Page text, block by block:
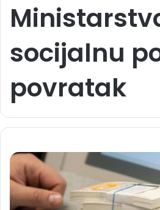
socijalnu
povratak